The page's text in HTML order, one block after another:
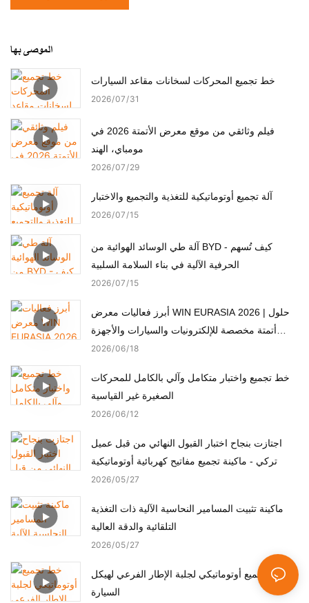
الموصى بها
خط تجميع المحركات لسخانات مقاعد السيارات
2026 07 31
فيلم وثائقي من موقع معرض الأتمتة 2026 في
مومباي، الهند
2026 07 29
آلة تجميع أوتوماتيكية للتغذية والتجميع والاختبار
2026 07 15
آلة طي الوسائد الهوائية من BYD - كيف تُسهم
الحرفية الآلية في بناء السلامة السلبية
2026 07 15
أبرز فعاليات معرض WIN EURASIA 2026 | حلول
أتمتة مخصصة للإلكترونيات والسيارات والأجهزة
الطبية والمحركات
2026 06 18
خط تجميع واختبار متكامل وآلي بالكامل للمحركات
الصغيرة غير القياسية
2026 06 12
اجتازت بنجاح اختبار القبول النهائي من قبل عميل
تركي - ماكينة تجميع مفاتيح كهربائية أوتوماتيكية
2026 05 27
ماكينة تثبيت المسامير النحاسية الآلية ذات التغذية
التلقائية والدقة العالية
2026 05 27
خط تجميع أوتوماتيكي لجلبة الإطار الفرعي لهيكل
السيارة